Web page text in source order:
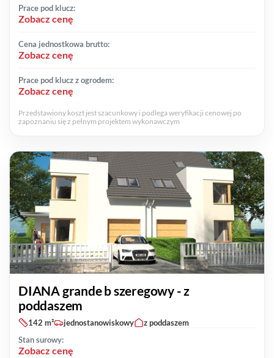
Prace pod klucz:
Zobacz cenę
Cena jednostkowa brutto:
Zobacz cenę
Prace pod klucz z ogrodem:
Zobacz cenę
Przedstawiony koszt jest szacunkowy i podlega weryfikacji cenowej po
zapoznaniu się z pełnym projektem wykonawczym
DIANA grande b szeregowy - z
poddaszem
142 m² jednostanowiskowy
z poddaszem
Stan surowy:
Zobacz cenę